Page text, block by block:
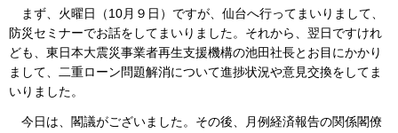
まず、火曜日（10月９日）ですが、仙台へ行ってまいりまして、
防災セミナーでお話をしてまいりました。それから、翌日ですけれ
ども、東日本大震災事業者再生支援機構の池田社長とお目にかかり
まして、二重ローン問題解消について進捗状況や意見交換をしてま
いりました。
今日は、閣議がございました。その後、月例経済報告の関係閣僚